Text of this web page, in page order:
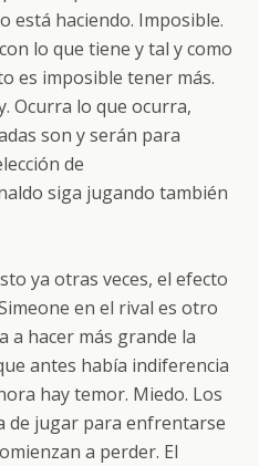
está haciendo. Imposible.
lo que tiene y tal y como
es imposible tener más.
Ocurra lo que ocurra,
son y serán para
de
siga jugando también
ya otras veces, el efecto
en el rival es otro
a hacer más grande la
antes había indiferencia
hay temor. Miedo. Los
de jugar para enfrentarse
a perder. El